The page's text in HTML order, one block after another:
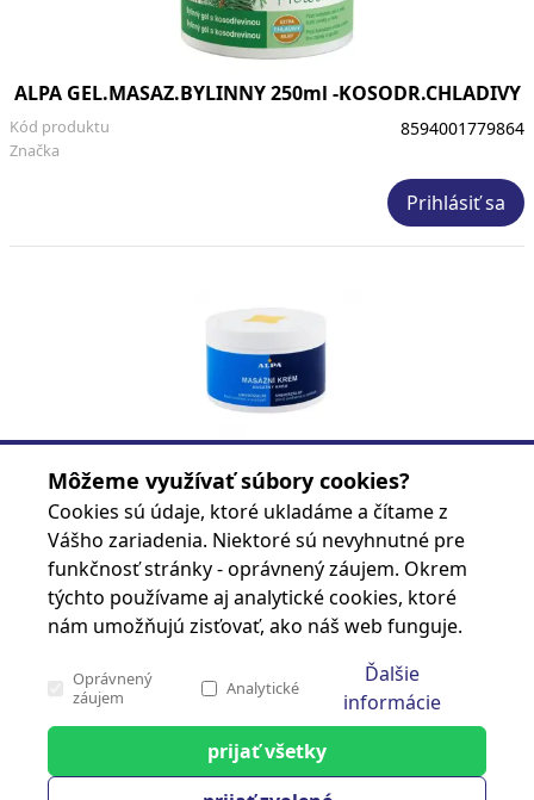
ALPA GEL.MASAZ.BYLINNY 250ml -KOSODR.CHLADIVY
Značka
Kód produktu 8594001779864
Prihlásiť sa
ALPA KREM MASAZNY 250ml
Kód produktu
Prihlásiť sa
Stránka 1 z 7
cash carry
Môžeme využívať súbory cookies?
Cookies sú údaje, ktoré ukladáme a čítame z
Vášho zariadenia. Niektoré sú nevyhnutné pre
funkčnosť stránky - oprávnený záujem. Okrem
týchto používame aj analytické cookies, ktoré
nám umožňujú zisťovať, ako náš web funguje.
Oprávnený
záujem
Analytické
Ďalšie
informácie
Analytické
prijať všetky